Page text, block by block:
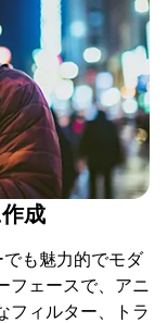
成
も魅力的でモダ
フェースで、アニ
フィルター、トラ